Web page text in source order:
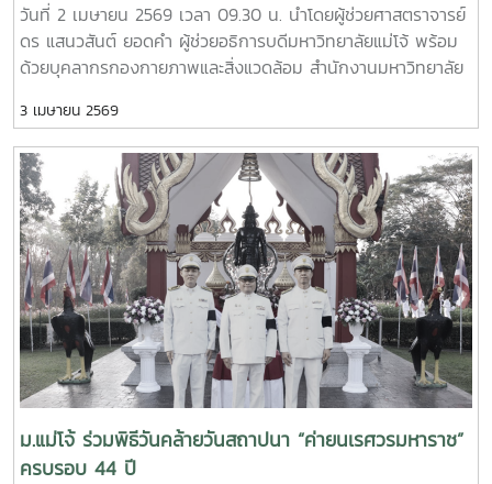
วันที่ 2 เมษายน 2569 เวลา 09.30 น. นำโดยผู้ช่วยศาสตราจารย์
ดร แสนวสันต์ ยอดคำ ผู้ช่วยอธิการบดีมหาวิทยาลัยแม่โจ้ พร้อม
ด้วยบุคลากรกองกายภาพและสิ่งแวดล้อม สำนักงานมหาวิทยาลัย
พระปรเมนทรรามาธิบดีศรีสินทรมหาวชิราลงกรณ เนื่องในโอกาส
พระราชพิธีมงคลเฉลิมพระชนมพรรษา 28 กรกฎาคม 2569 โดย
มีนายนพดล สุระสังวาลย์ นายอำเภอสันทราย ผู้แทนผู้ว่าราชการ
จังหวัดเชียงใหม่ เป็นประธานในพิธีเปิดโครงการฯ จากนั้นได้ร่วม
ทำแนวป้องกันไฟป่า โดยบูรณาการความร่วมมือกับชุมชนและ
หน่วยงานที่เกี่ยวข้อง อาทิ สำนักจัดการทรัพยากรป่าไม้ที่ 1
เชียงใหม่ ส่วนราชการระดับจังหวัดและอำเภอ องค์กรปกครอง
ส่วนท้องถิ่น พร้อมทั้งนักศึกษาหลักสูตรเกษตรศาสตร์ สาขา
ทรัพยากรป่าไม้ คณะผลิตกรรมการเกษตร มหาวิทยาลัยแม่โจ้และ
ประชาชนในพื้นที่เข้าร่วมกิจกรรมการอนุรักษ์ทรัพยากรธรรมชาติ
ณ โครงการอันเนื่องมาจากพระราชดำริ พื้นที่ป่าอนุรักษ์ป่า
สันทราย พื้นที่ 3,840 ไร่
3 เมษายน 2569
ม.แม่โจ้ ร่วมพิธีวันคล้ายวันสถาปนา “ค่ายนเรศวรมหาราช”
ครบรอบ 44 ปี